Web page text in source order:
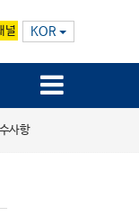
널 KOR
사항